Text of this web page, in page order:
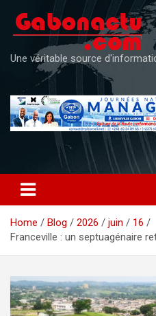
content
Une véritable source
Home Blog 2026 juin
16
Franceville : un septuagénaire